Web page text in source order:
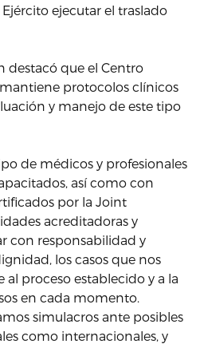
ejecutar el traslado
destacó que el Centro
protocolos clínicos
y manejo de este tipo
de médicos y profesionales
así como con
por la Joint
acreditadoras y
con responsabilidad y
los casos que nos
proceso establecido y a la
en cada momento.
simulacros ante posibles
como internacionales, y